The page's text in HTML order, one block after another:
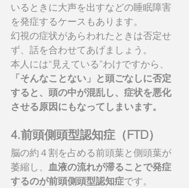
いるときに大声を出すなどの睡眠障害
を発症するケースもあります。
幻視の症状があらわれたときは否定せ
ず、話を合わせてあげましょう。
本人には“見えている”わけですから、
「そんなことない」と頭ごなしに否定
すると、頭の中が混乱し、症状を悪化
させる原因にもなってしまいます。
4.前頭側頭型認知症（FTD）
脳の約４割を占める前頭葉と側頭葉が
萎縮し、 血液の流れが滞ることで発症
するのが前頭側頭型認知症です。